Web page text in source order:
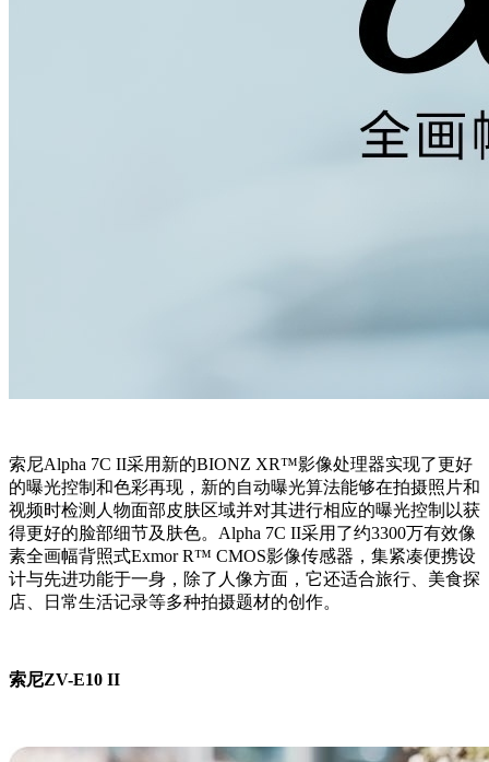
索尼Alpha 7C II采用新的BIONZ XR™影像处理器实现了更好
的曝光控制和色彩再现，新的自动曝光算法能够在拍摄照片和
视频时检测人物面部皮肤区域并对其进行相应的曝光控制以获
得更好的脸部细节及肤色。Alpha 7C II采用了约3300万有效像
素全画幅背照式Exmor R™ CMOS影像传感器，集紧凑便携设
计与先进功能于一身，除了人像方面，它还适合旅行、美食探
店、日常生活记录等多种拍摄题材的创作。
索尼ZV-E10 II